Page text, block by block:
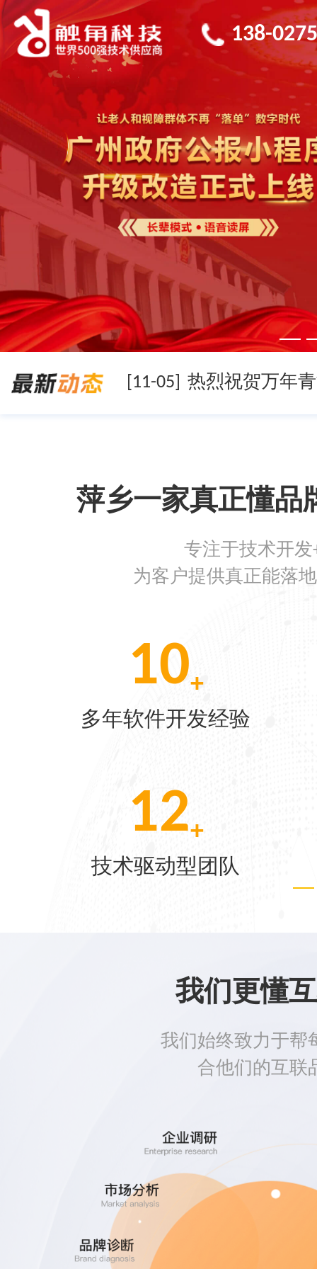
138-
[11-05]
[11-05]
[08-19]
[05-28]
[05-21]
萍乡一家真正懂品
专注于技术开
为客户提供真正能落
10+
多年软件开发经验
30+
技术驱动型团队
我们更懂
我们始终致力于帮
合他们的互联